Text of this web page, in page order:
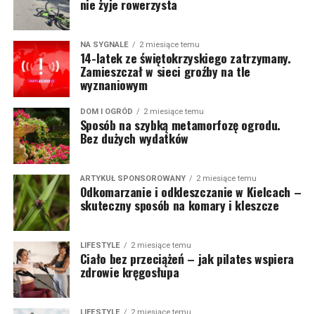
nie żyje rowerzysta
NA SYGNALE 2 miesiące temu
14-latek ze świętokrzyskiego zatrzymany.
Zamieszczał w sieci groźby na tle
wyznaniowym
DOM I OGRÓD 2 miesiące temu
Sposób na szybką metamorfozę ogrodu.
Bez dużych wydatków
ARTYKUŁ SPONSOROWANY 2 miesiące temu
Odkomarzanie i odkleszczanie w Kielcach –
skuteczny sposób na komary i kleszcze
LIFESTYLE 2 miesiące temu
Ciało bez przeciążeń – jak pilates wspiera
zdrowie kręgosłupa